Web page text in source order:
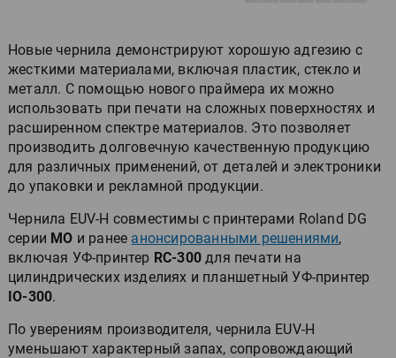
Новые чернила демонстрируют хорошую адгезию с
жесткими материалами, включая пластик, стекло и
металл. С помощью нового праймера их можно
использовать при печати на сложных поверхностях и
расширенном спектре материалов. Это позволяет
производить долговечную качественную продукцию
для различных применений, от деталей и электроники
до упаковки и рекламной продукции.
Чернила EUV-H совместимы с принтерами Roland DG
серии MO и ранее анонсированными решениями,
включая УФ-принтер RC-300 для печати на
цилиндрических изделиях и планшетный УФ-принтер
IO-300.
По уверениям производителя, чернила EUV-H
уменьшают характерный запах, сопровождающий